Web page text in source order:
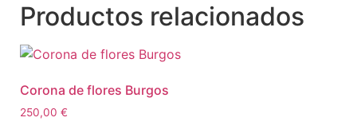
Productos relacionados
Corona de flores Burgos
250,00 €